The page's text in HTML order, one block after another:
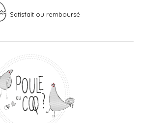
Satisfait ou remboursé